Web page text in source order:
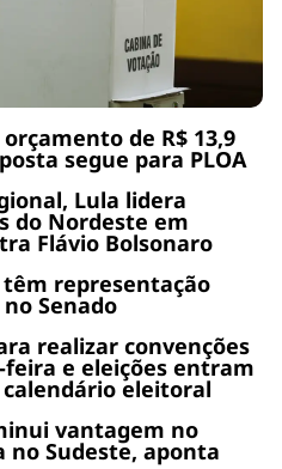
de R$ 13,9
segue para PLOA
Lula lidera
do Nordeste em
Flávio Bolsonaro
têm representação
Senado
realizar convenções
e eleições entram
eleitoral
vantagem no
no Sudeste, aponta